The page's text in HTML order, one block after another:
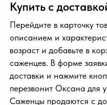
Купить с
Перейдите в карточку
описанием и
возраст и добавьте в
саженцев. В форме
доставки и нажмите
перезвонит Оксана для
Саженцы продаются с